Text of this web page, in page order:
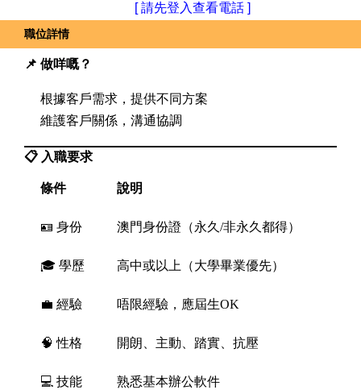
[ 請先登入查看電話 ]
職位詳情
📌 做咩嘅？
根據客戶需求，提供不同方案
維護客戶關係，溝通協調
📋 入職要求
條件 說明
🪪 身份 澳門身份證（永久/非永久都得）
🎓 學歷 高中或以上（大學畢業優先）
💼 經驗 唔限經驗， 應屆生OK
🧠 性格 開朗、主動、踏實、抗壓
💻 技能 熟悉基本辦公軟件